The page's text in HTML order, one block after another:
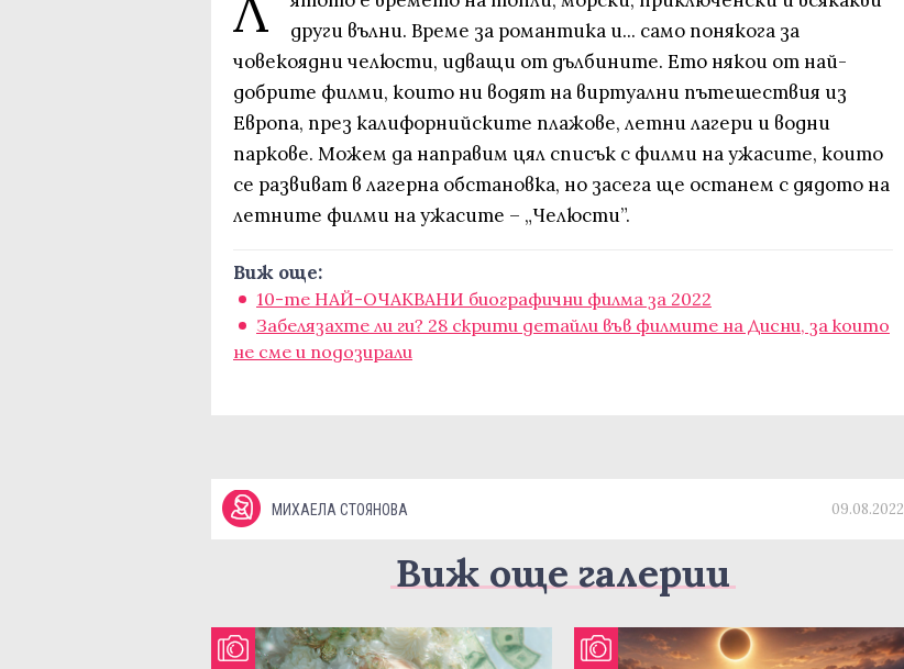
други вълни. Време за романтика и... само понякога за
човекоядни челюсти, идващи от дълбините. Ето някои от най-
добрите филми, които ни водят на виртуални пътешествия из
Европа, през калифорнийските плажове, летни лагери и водни
паркове. Можем да направим цял списък с филми на ужасите, които
се развиват в лагерна обстановка, но засега ще останем с дядото на
летните филми на ужасите – „Челюсти”.
Виж още:
10-те НАЙ-ОЧАКВАНИ биографични филма за 2022
Забелязахте ли ги? 28 скрити детайли във филмите на Дисни, за които
не сме и подозирали
МИХАЕЛА СТОЯНОВА 09.08.2022
Виж още галерии